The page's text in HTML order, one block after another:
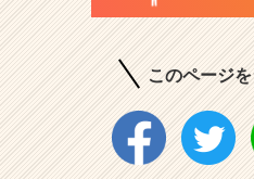
このページ